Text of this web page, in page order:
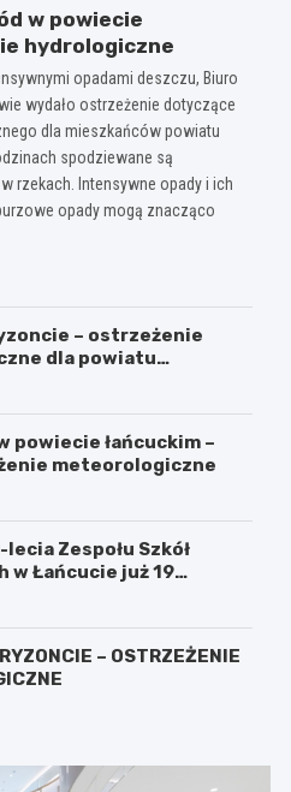
w powiecie
hydrologiczne
opadami deszczu, Biuro
wydało ostrzeżenie dotyczące
dla mieszkańców powiatu
spodziewane są
rzekach. Intensywne opady i ich
opady mogą znacząco
– ostrzeżenie
dla powiatu
powiecie łańcuckim –
meteorologiczne
Zespołu Szkół
w Łańcucie już 19
– OSTRZEŻENIE